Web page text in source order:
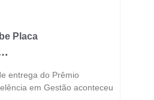
Placa
entrega do Prêmio
em Gestão aconteceu